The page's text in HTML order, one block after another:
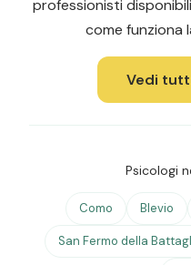
professionisti
come funziona
Vedi
Psicologi
Como Blevio
San Fermo della